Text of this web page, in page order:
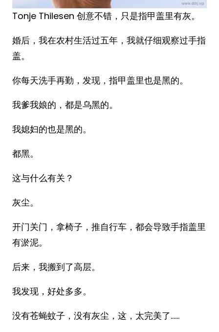
Tonje Thilesen ​​​创意不错，只是指甲盖里有灰。
婚后，我在农村生活过五年，我就仔细观察过手指
盖。
你每天洗手再勤，发现，指甲盖里也是黑的。
我爹我娘的，都是乌黑的。
我媳妇的也是黑的。
都黑。
这与什么有关？
灰尘。
开门关门，拿椅子，推自行车，都会导致手指盖里
有淤泥。
后来，我搬到了高层。
我发现，好处多多。
没有苍蝇蚊子，没有灰尘，这，太完美了……